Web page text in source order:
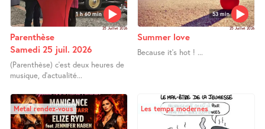
1 h 60 min
25 Juillet 2026
Parenthèse
Samedi 25 juil. 2026
(Parenthèse) c’est deux heures de
musique, d’actualité...
53 min
25 Juillet 2026
Summer love
Because it’s hot ! ...
Metal rendez-vous Les temps modernes